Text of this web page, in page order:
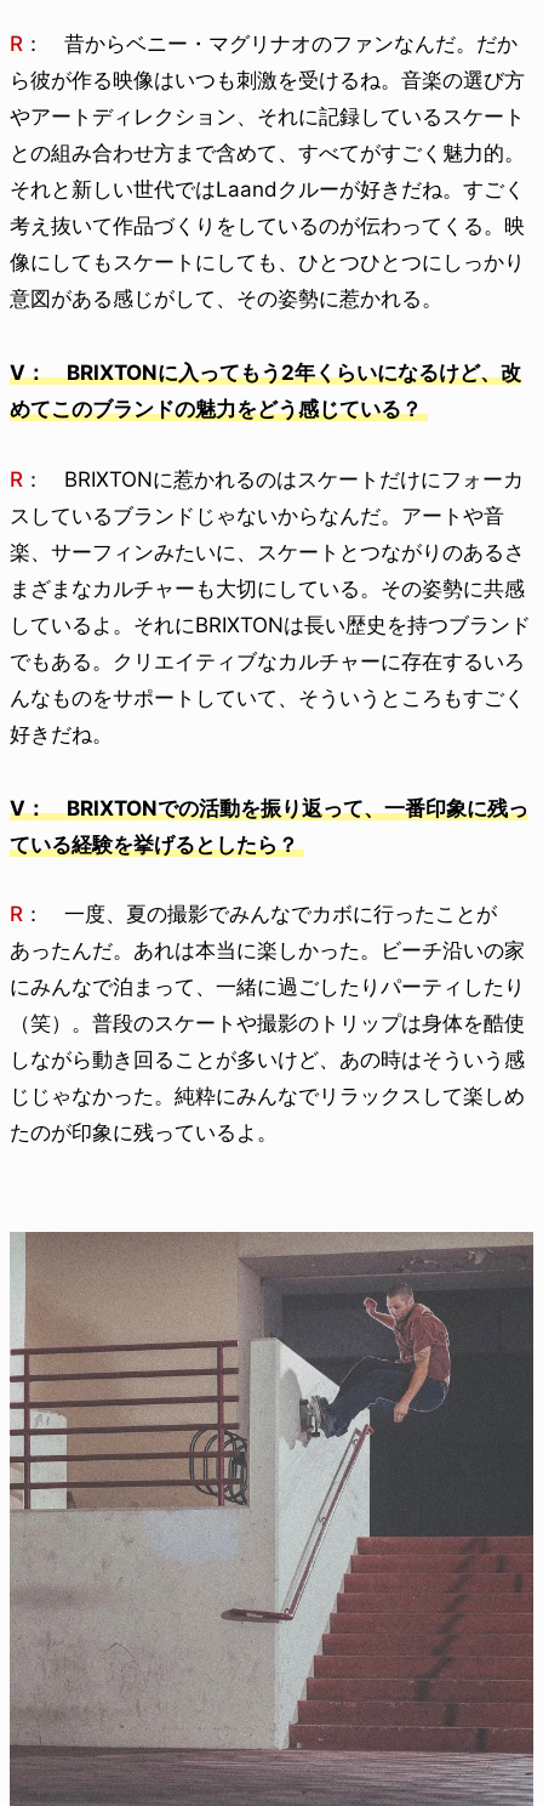
R ： 昔からベニー・マグリナオのファンなんだ。だか
ら彼が作る映像はいつも刺激を受けるね。音楽の選び方
やアートディレクション、それに記録しているスケート
との組み合わせ方まで含めて、すべてがすごく魅力的。
それと新しい世代ではLaandクルーが好きだね。すごく
考え抜いて作品づくりをしているのが伝わってくる。映
像にしてもスケートにしても、ひとつひとつにしっかり
意図がある感じがして、その姿勢に惹かれる。
V： BRIXTONに入ってもう2年くらいになるけど、改
めてこのブランドの魅力をどう感じている？
R ： BRIXTONに惹かれるのはスケートだけにフォーカ
スしているブランドじゃないからなんだ。アートや音
楽、サーフィンみたいに、スケートとつながりのあるさ
まざまなカルチャーも大切にしている。その姿勢に共感
しているよ。それにBRIXTONは長い歴史を持つブランド
でもある。クリエイティブなカルチャーに存在するいろ
んなものをサポートしていて、そういうところもすごく
好きだね。
V： BRIXTONでの活動を振り返って、一番印象に残っ
ている経験を挙げるとしたら？
R ： 一度、夏の撮影でみんなでカボに行ったことが
あったんだ。あれは本当に楽しかった。ビーチ沿いの家
にみんなで泊まって、一緒に過ごしたりパーティしたり
（笑）。普段のスケートや撮影のトリップは身体を酷使
しながら動き回ることが多いけど、あの時はそういう感
じじゃなかった。純粋にみんなでリラックスして楽しめ
たのが印象に残っているよ。